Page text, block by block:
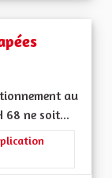
au
68 ne soit...
les soins